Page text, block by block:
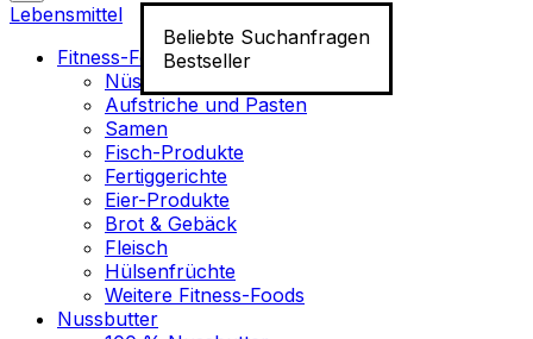
Beliebte Suchanfragen
Bestseller
Lebensmittel
Fitness-Food
Nüsse
Aufstriche und Pasten
Samen
Fisch-Produkte
Fertiggerichte
Eier-Produkte
Brot & Gebäck
Fleisch
Hülsenfrüchte
Weitere Fitness-Foods
Nussbutter